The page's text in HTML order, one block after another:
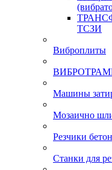
ТСЗИ
Виброплиты
Машины
Мозаично
Резчики
Станки для